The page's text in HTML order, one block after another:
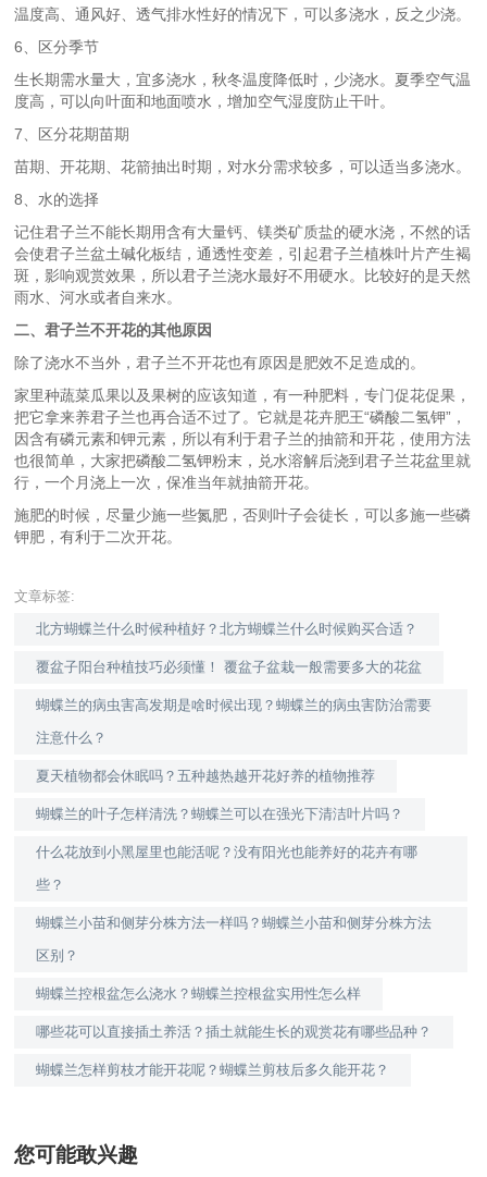
温度高、通风好、透气排水性好的情况下，可以多浇水，反之少浇。
6、区分季节
生长期需水量大，宜多浇水，秋冬温度降低时，少浇水。夏季空气温
度高，可以向叶面和地面喷水，增加空气湿度防止干叶。
7、区分花期苗期
苗期、开花期、花箭抽出时期，对水分需求较多，可以适当多浇水。
8、水的选择
记住君子兰不能长期用含有大量钙、镁类矿质盐的硬水浇，不然的话
会使君子兰盆土碱化板结，通透性变差，引起君子兰植株叶片产生褐
斑，影响观赏效果，所以君子兰浇水最好不用硬水。比较好的是天然
雨水、河水或者自来水。
二、君子兰不开花的其他原因
除了浇水不当外，君子兰不开花也有原因是肥效不足造成的。
家里种蔬菜瓜果以及果树的应该知道，有一种肥料，专门促花促果，
把它拿来养君子兰也再合适不过了。它就是花卉肥王“磷酸二氢钾”，
因含有磷元素和钾元素，所以有利于君子兰的抽箭和开花，使用方法
也很简单，大家把磷酸二氢钾粉末，兑水溶解后浇到君子兰花盆里就
行，一个月浇上一次，保准当年就抽箭开花。
施肥的时候，尽量少施一些氮肥，否则叶子会徒长，可以多施一些磷
钾肥，有利于二次开花。
文章标签:
北方蝴蝶兰什么时候种植好？北方蝴蝶兰什么时候购买合适？
覆盆子阳台种植技巧必须懂！ 覆盆子盆栽一般需要多大的花盆
蝴蝶兰的病虫害高发期是啥时候出现？蝴蝶兰的病虫害防治需要
注意什么？
夏天植物都会休眠吗？五种越热越开花好养的植物推荐
蝴蝶兰的叶子怎样清洗？蝴蝶兰可以在强光下清洁叶片吗？
什么花放到小黑屋里也能活呢？没有阳光也能养好的花卉有哪
些？
蝴蝶兰小苗和侧芽分株方法一样吗？蝴蝶兰小苗和侧芽分株方法
区别？
蝴蝶兰控根盆怎么浇水？蝴蝶兰控根盆实用性怎么样
哪些花可以直接插土养活？插土就能生长的观赏花有哪些品种？
蝴蝶兰怎样剪枝才能开花呢？蝴蝶兰剪枝后多久能开花？
您可能敢兴趣